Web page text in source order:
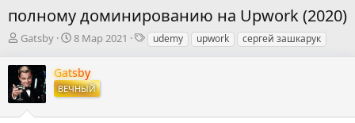
полному доминированию на Upwork (2020)
А
т
о
р
Gatsby
Д
т
а
н
8 Мар 2021
Тudemy upwork сергей зашкарук
Gatsby
ВЕЧНЫЙ